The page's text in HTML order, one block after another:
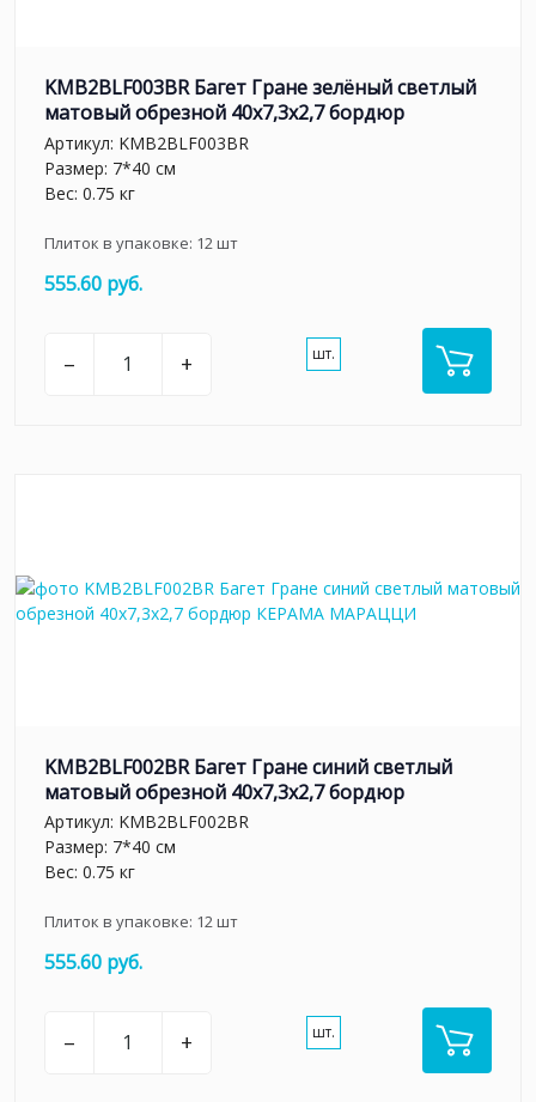
KMB2BLF003BR Багет Гране зелёный светлый
матовый обрезной 40x7,3x2,7 бордюр
Артикул: KMB2BLF003BR
Размер: 7*40 см
Вес: 0.75 кг
Плиток в упаковке: 12шт
555.60 руб.
– + шт.
KMB2BLF002BR Багет Гране синий светлый
матовый обрезной 40x7,3x2,7 бордюр
Артикул: KMB2BLF002BR
Размер: 7*40 см
Вес: 0.75 кг
Плиток в упаковке: 12шт
555.60 руб.
– + шт.